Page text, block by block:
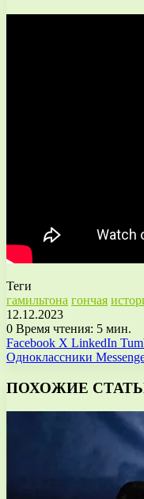
Теги
гамильтона гончая
12.12.2023
0 Время чтения: 5 мин.
Facebook X LinkedIn
Одноклассники
ПОХОЖИЕ